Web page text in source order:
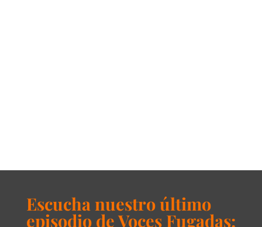
Escucha nuestro último
episodio de Voces Fugadas: